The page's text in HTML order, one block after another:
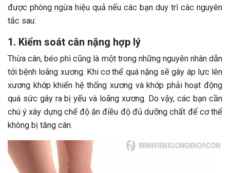
được phòng ngừa hiệu quả nếu các bạn duy trì các nguyên
tắc sau:
1. Kiểm soát cân nặng hợp lý
Thừa cân, béo phì cũng là một trong những nguyên nhân dẫn
tới bệnh loãng xương. Khi cơ thể quá nặng sẽ gây áp lực lên
xương khớp khiến hệ thống xương và khớp phải hoạt động
quá sức gây ra bị yếu và loãng xương. Do vậy, các bạn cần
chú ý xây dựng chế độ ăn điều độ đủ dưỡng chất để cơ thể
không bị tăng cân.